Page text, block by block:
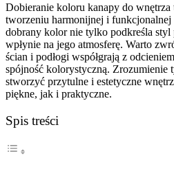
Dobieranie koloru kanapy do
tworzeniu harmonijnej i
dobrany kolor nie tylko podkreśla styl
wpłynie na jego atmosferę. Warto
ścian i podłogi współgrają z
spójność kolorystyczną. Zrozumienie
stworzyć przytulne i estetyczne
piękne, jak i praktyczne.
Spis treści